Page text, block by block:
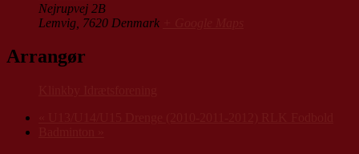
Nejrupvej 2B
Lemvig 7620 Denmark
Arrangør